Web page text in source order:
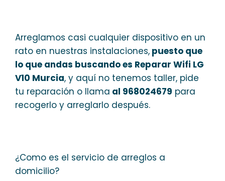
Arreglamos casi cualquier dispositivo en un
rato en nuestras instalaciones, puesto que
lo que andas buscando es Reparar Wifi LG
V10 Murcia, y aquí no tenemos taller, pide
tu reparación o llama al 968024679 para
recogerlo y arreglarlo después.
¿Como es el servicio de arreglos a
domicilio?